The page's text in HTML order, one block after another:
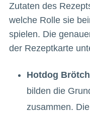
Zutaten des
welche Rolle sie
spielen. Die
der Rezeptkarte
Hotdog
bilden die
zusammen.